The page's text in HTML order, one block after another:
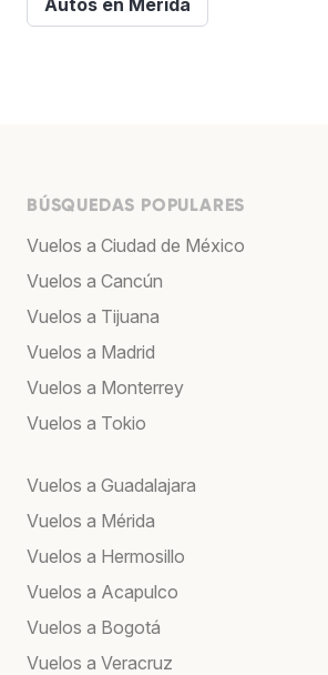
BÚSQUEDAS POPULARES
Vuelos a Ciudad de México
Vuelos a Cancún
Vuelos a Tijuana
Vuelos a Madrid
Vuelos a Monterrey
Vuelos a Tokio
Vuelos a Guadalajara
Vuelos a Mérida
Vuelos a Hermosillo
Vuelos a Acapulco
Vuelos a Bogotá
Vuelos a Veracruz